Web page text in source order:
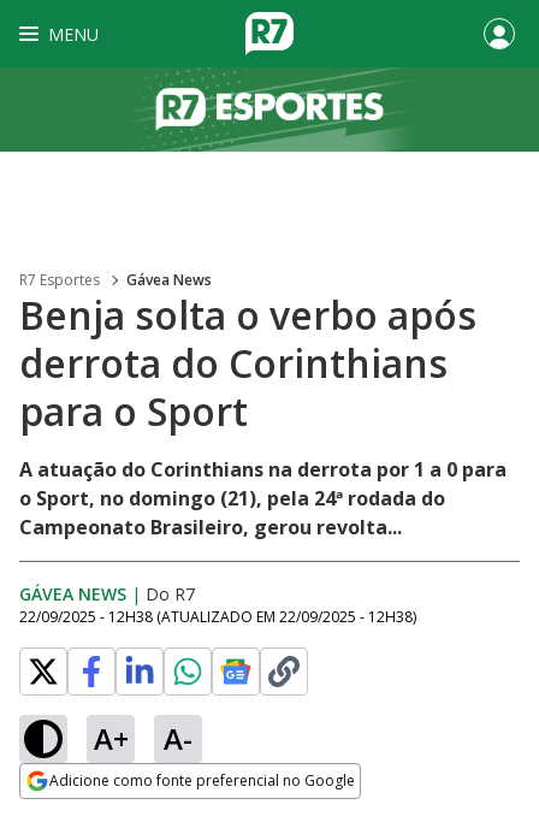
MENU
R7 Esportes Gávea News
Benja solta o verbo após
derrota do Corinthians
para o Sport
A atuação do Corinthians na derrota por 1 a 0 para
o Sport, no domingo (21), pela 24ª rodada do
Campeonato Brasileiro, gerou revolta...
GÁVEA NEWS | Do R7
22/09/2025 - 12H38 (ATUALIZADO EM 22/09/2025 - 12H38)
A+ A-
Adicione como fonte preferencial no Google